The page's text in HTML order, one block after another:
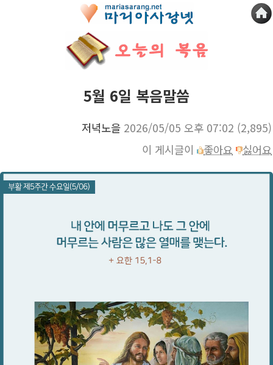
5월 6일 복음말씀
저녁노을 2026/05/05 오후 07:02 (2,895)
이 게시글이
좋아요 싫어요